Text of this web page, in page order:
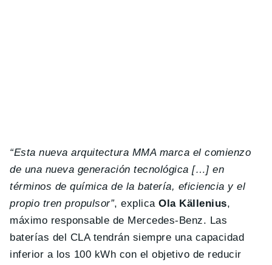
“Esta nueva arquitectura MMA marca el comienzo
de una nueva generación tecnológica […] en
términos de química de la batería, eficiencia y el
propio tren propulsor”, explicaOla Källenius,
máximo responsable de Mercedes-Benz. Las
baterías del CLA tendrán siempre una capacidad
inferior a los 100 kWh con el objetivo de reducir